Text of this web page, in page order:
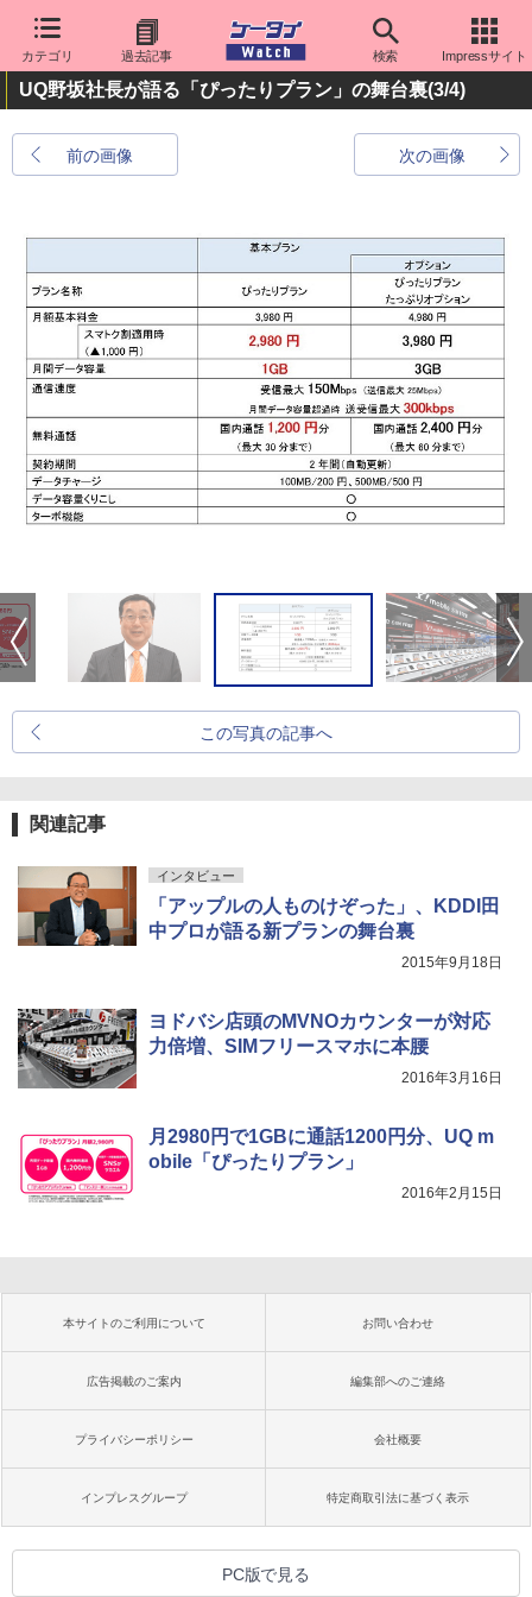
カテゴリ 過去記事 検索 Impressサイト
UQ野坂社長が語る「ぴったりプラン」の舞台裏(3/4)
前の画像 次の画像
この写真の記事へ
関連記事
インタビュー
「アップルの人ものけぞった」、KDDI田
中プロが語る新プランの舞台裏
2015年9月18日
ヨドバシ店頭のMVNOカウンターが対応
力倍増、SIMフリースマホに本腰
2016年3月16日
月2980円で1GBに通話1200円分、UQ m
obile「ぴったりプラン」
2016年2月15日
本サイトのご利用について お問い合わせ
広告掲載のご案内 編集部へのご連絡
プライバシーポリシー 会社概要
インプレスグループ 特定商取引法に基づく表示
PC版で見る